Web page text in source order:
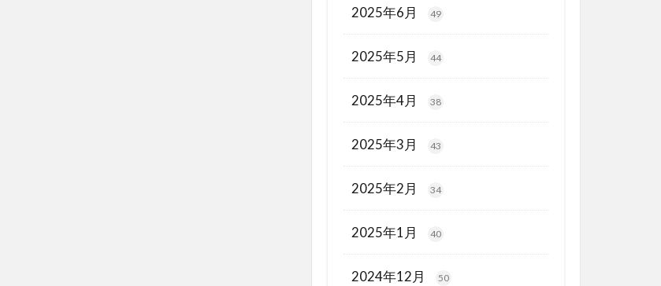
2025年6月 49
2025年5月 44
2025年4月 38
2025年3月 43
2025年2月 34
2025年1月 40
2024年12月 50